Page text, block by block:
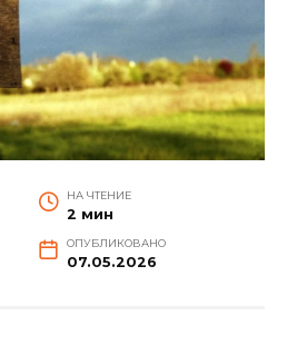
НА ЧТЕНИЕ
2 мин
ОПУБЛИКОВАНО
07.05.2026